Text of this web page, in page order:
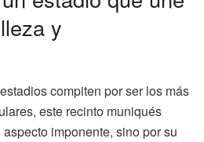
y
compiten por ser los más
este recinto muniqués
imponente, sino por su